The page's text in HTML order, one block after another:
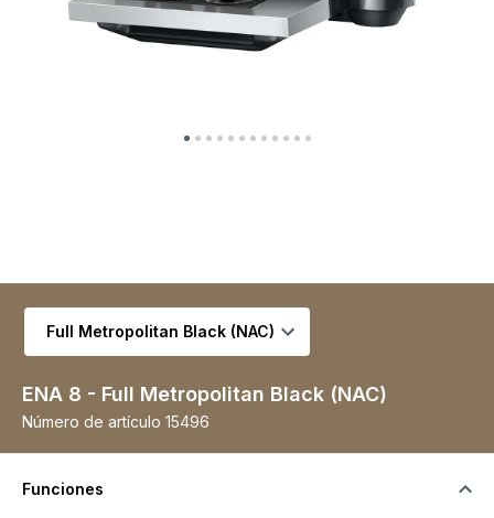
Seleccionar variante
ENA 8 - Full Metropolitan Black (NAC)
Número de artículo 15496
Funciones